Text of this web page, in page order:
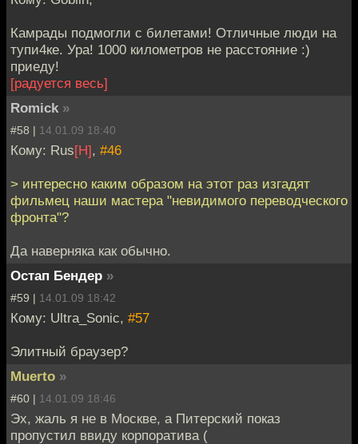
Камрады подмогли с билетами! Отличные люди на
тупи4ке. Ура! 1000 километров не расстояние :)
приеду!
[радуется весь]
Romick »
#58 | 14.01.09 18:40
Кому: Rus[H], #46
> интересно каким образом на этот раз изгадят
фильмец наши мастера "невидимого переводческого
фронта"?
Да наверняка как обычно.
Остап Бендер »
#59 | 14.01.09 18:42
Кому: Ultra_Sonic, #57
Элитный браузер?
Muerto »
#60 | 14.01.09 18:46
Эх, жаль я не в Москве, а Питерский показ
пропустил ввиду корпоратива (